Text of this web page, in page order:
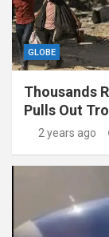
GLOBE
Thousands
Pulls Out
2 years ago